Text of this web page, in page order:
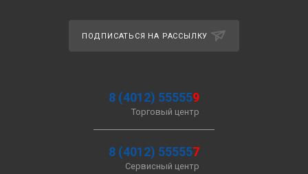
ПОДПИСАТЬСЯ НА РАССЫЛКУ
8 (4012) 555559
Торговый центр
8 (4012) 555557
Сервисный центр